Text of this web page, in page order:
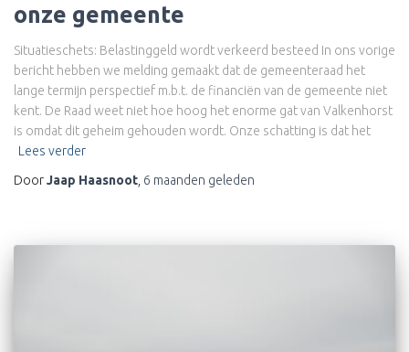
onze gemeente
Situatieschets: Belastinggeld wordt verkeerd besteed In ons vorige
bericht hebben we melding gemaakt dat de gemeenteraad het
lange termijn perspectief m.b.t. de financiën van de gemeente niet
kent. De Raad weet niet hoe hoog het enorme gat van Valkenhorst
is omdat dit geheim gehouden wordt. Onze schatting is dat het
Lees verder
DoorJaap Haasnoot 6 maanden geleden